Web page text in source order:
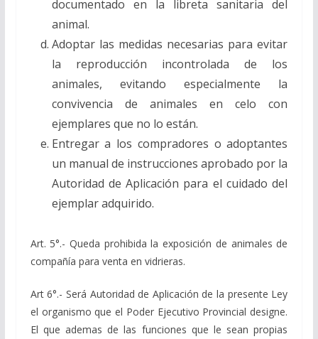
documentado en la libreta sanitaria del
animal.
Adoptar las medidas necesarias para evitar
la reproducción incontrolada de los
animales, evitando especialmente la
convivencia de animales en celo con
ejemplares que no lo están.
Entregar a los compradores o adoptantes
un manual de instrucciones aprobado por la
Autoridad de Aplicación para el cuidado del
ejemplar adquirido.
Art. 5°.- Queda prohibida la exposición de animales de
compañía para venta en vidrieras.
Art 6°.- Será Autoridad de Aplicación de la presente Ley
el organismo que el Poder Ejecutivo Provincial designe.
El que ademas de las funciones que le sean propias